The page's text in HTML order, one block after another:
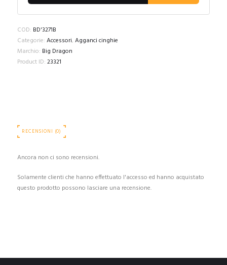
COD: BD'3271B
Categorie: Accessori, Agganci cinghie
Marchio: Big Dragon
Product ID: 23321
RECENSIONI (0)
Ancora non ci sono recensioni.
Solamente clienti che hanno effettuato l'accesso ed hanno acquistato
questo prodotto possono lasciare una recensione.